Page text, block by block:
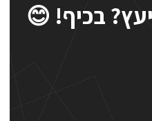
בכיף! 😊